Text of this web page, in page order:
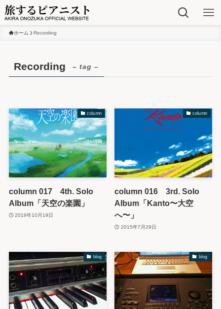
ホーム Recording
Recording – tag –
column
column 017 4th. Solo
Album「天空の楽園」
2019年10月19日
column
column 016 3rd. Solo
Album「Kanto〜大空
へ〜」
2015年7月29日
blog blog